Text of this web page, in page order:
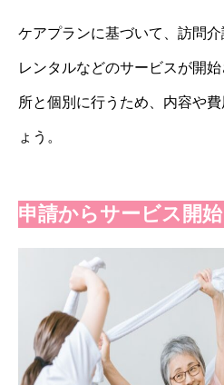
ケアプランに基づいて、訪問
レンタルなどのサービスが開
所と個別に行うため、内容や
ょう。
申請からサービス開